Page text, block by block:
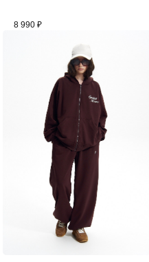
8 990 ₽